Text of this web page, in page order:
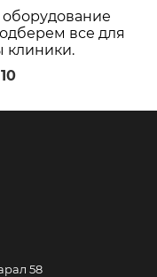
все для
клиники.
58